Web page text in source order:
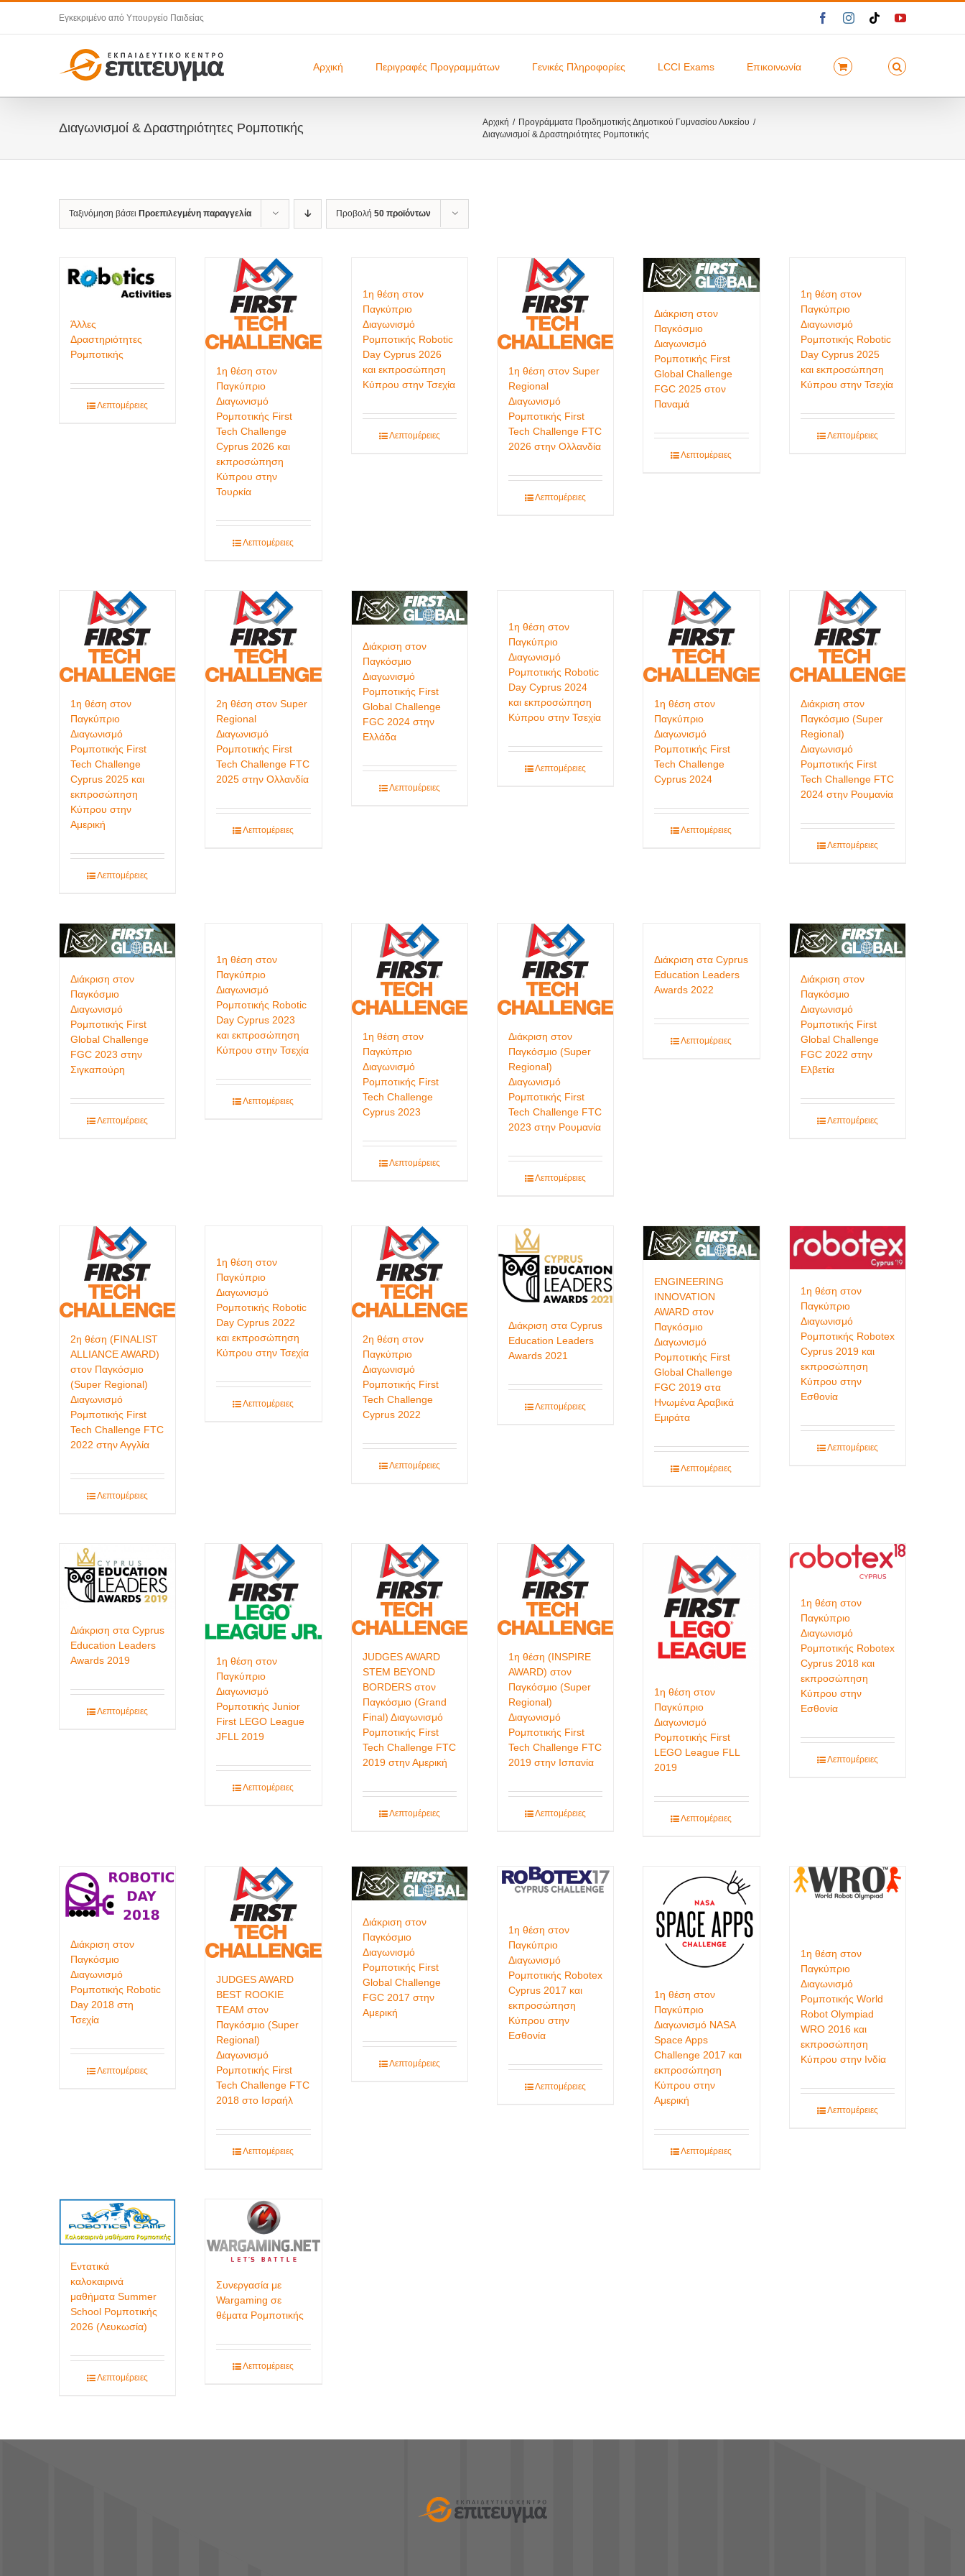
περιεχόμενο
Εγκεκριμένο από Υπουργείο Παιδείας FacebookInstagram
TiktokYouTube
Αρχική Περιγραφές Προγραμμάτων Γενικές Πληροφορίες LCCI Exams Επικοινωνία
Διαγωνισμοί & Δραστηριότητες Ρομποτικής Αρχική
Προγράμματα Προδημοτικής Δημοτικού Γυμνασίου Λυκείου
Διαγωνισμοί & Δραστηριότητες Ρομποτικής
Ταξινόμηση βάσει Προεπιλεγμένη παραγγελία Προβολή 50 προϊόντων
Άλλες
Δραστηριότητες
Ρομποτικής
Λεπτομέρειες
1η θέση στον
Παγκύπριο
Διαγωνισμό
Ρομποτικής First
Tech Challenge
Cyprus 2026 και
εκπροσώπηση
Κύπρου στην
Τουρκία
Λεπτομέρειες
1η θέση στον
Παγκύπριο
Διαγωνισμό
Ρομποτικής Robotic
Day Cyprus 2026
και εκπροσώπηση
Κύπρου στην Τσεχία
Λεπτομέρειες
1η θέση στον Super
Regional
Διαγωνισμό
Ρομποτικής First
Tech Challenge FTC
2026 στην Ολλανδία
Λεπτομέρειες
Διάκριση στον
Παγκόσμιο
Διαγωνισμό
Ρομποτικής First
Global Challenge
FGC 2025 στον
Παναμά
Λεπτομέρειες
1η θέση στον
Παγκύπριο
Διαγωνισμό
Ρομποτικής Robotic
Day Cyprus 2025
και εκπροσώπηση
Κύπρου στην Τσεχία
Λεπτομέρειες
1η θέση στον
Παγκύπριο
Διαγωνισμό
Ρομποτικής First
Tech Challenge
Cyprus 2025 και
εκπροσώπηση
Κύπρου στην
Αμερική
Λεπτομέρειες
2η θέση στον Super
Regional
Διαγωνισμό
Ρομποτικής First
Tech Challenge FTC
2025 στην Ολλανδία
Λεπτομέρειες
Διάκριση στον
Παγκόσμιο
Διαγωνισμό
Ρομποτικής First
Global Challenge
FGC 2024 στην
Ελλάδα
Λεπτομέρειες
1η θέση στον
Παγκύπριο
Διαγωνισμό
Ρομποτικής Robotic
Day Cyprus 2024
και εκπροσώπηση
Κύπρου στην Τσεχία
Λεπτομέρειες
1η θέση στον
Παγκύπριο
Διαγωνισμό
Ρομποτικής First
Tech Challenge
Cyprus 2024
Λεπτομέρειες
Διάκριση στον
Παγκόσμιο (Super
Regional)
Διαγωνισμό
Ρομποτικής First
Tech Challenge FTC
2024 στην Ρουμανία
Λεπτομέρειες
Διάκριση στον
Παγκόσμιο
Διαγωνισμό
Ρομποτικής First
Global Challenge
FGC 2023 στην
Σιγκαπούρη
Λεπτομέρειες
1η θέση στον
Παγκύπριο
Διαγωνισμό
Ρομποτικής Robotic
Day Cyprus 2023
και εκπροσώπηση
Κύπρου στην Τσεχία
Λεπτομέρειες
1η θέση στον
Παγκύπριο
Διαγωνισμό
Ρομποτικής First
Tech Challenge
Cyprus 2023
Λεπτομέρειες
Διάκριση στον
Παγκόσμιο (Super
Regional)
Διαγωνισμό
Ρομποτικής First
Tech Challenge FTC
2023 στην Ρουμανία
Λεπτομέρειες
Διάκριση στα Cyprus
Education Leaders
Awards 2022
Λεπτομέρειες
Διάκριση στον
Παγκόσμιο
Διαγωνισμό
Ρομποτικής First
Global Challenge
FGC 2022 στην
Ελβετία
Λεπτομέρειες
2η θέση (FINALIST
ALLIANCE AWARD)
στον Παγκόσμιο
(Super Regional)
Διαγωνισμό
Ρομποτικής First
Tech Challenge FTC
2022 στην Αγγλία
Λεπτομέρειες
1η θέση στον
Παγκύπριο
Διαγωνισμό
Ρομποτικής Robotic
Day Cyprus 2022
και εκπροσώπηση
Κύπρου στην Τσεχία
Λεπτομέρειες
2η θέση στον
Παγκύπριο
Διαγωνισμό
Ρομποτικής First
Tech Challenge
Cyprus 2022
Λεπτομέρειες
Διάκριση στα Cyprus
Education Leaders
Awards 2021
Λεπτομέρειες
ENGINEERING
INNOVATION
AWARD στον
Παγκόσμιο
Διαγωνισμό
Ρομποτικής First
Global Challenge
FGC 2019 στα
Ηνωμένα Αραβικά
Εμιράτα
Λεπτομέρειες
1η θέση στον
Παγκύπριο
Διαγωνισμό
Ρομποτικής Robotex
Cyprus 2019 και
εκπροσώπηση
Κύπρου στην
Εσθονία
Λεπτομέρειες
Διάκριση στα Cyprus
Education Leaders
Awards 2019
Λεπτομέρειες
1η θέση στον
Παγκύπριο
Διαγωνισμό
Ρομποτικής Junior
First LEGO League
JFLL 2019
Λεπτομέρειες
JUDGES AWARD
STEM BEYOND
BORDERS στον
Παγκόσμιο (Grand
Final) Διαγωνισμό
Ρομποτικής First
Tech Challenge FTC
2019 στην Αμερική
Λεπτομέρειες
1η θέση (INSPIRE
AWARD) στον
Παγκόσμιο (Super
Regional)
Διαγωνισμό
Ρομποτικής First
Tech Challenge FTC
2019 στην Ισπανία
Λεπτομέρειες
1η θέση στον
Παγκύπριο
Διαγωνισμό
Ρομποτικής First
LEGO League FLL
2019
Λεπτομέρειες
1η θέση στον
Παγκύπριο
Διαγωνισμό
Ρομποτικής Robotex
Cyprus 2018 και
εκπροσώπηση
Κύπρου στην
Εσθονία
Λεπτομέρειες
Διάκριση στον
Παγκόσμιο
Διαγωνισμό
Ρομποτικής Robotic
Day 2018 στη
Τσεχία
Λεπτομέρειες
JUDGES AWARD
BEST ROOKIE
TEAM στον
Παγκόσμιο (Super
Regional)
Διαγωνισμό
Ρομποτικής First
Tech Challenge FTC
2018 στο Ισραήλ
Λεπτομέρειες
Διάκριση στον
Παγκόσμιο
Διαγωνισμό
Ρομποτικής First
Global Challenge
FGC 2017 στην
Αμερική
Λεπτομέρειες
1η θέση στον
Παγκύπριο
Διαγωνισμό
Ρομποτικής Robotex
Cyprus 2017 και
εκπροσώπηση
Κύπρου στην
Εσθονία
Λεπτομέρειες
1η θέση στον
Παγκύπριο
Διαγωνισμό NASA
Space Apps
Challenge 2017 και
εκπροσώπηση
Κύπρου στην
Αμερική
Λεπτομέρειες
1η θέση στον
Παγκύπριο
Διαγωνισμό
Ρομποτικής World
Robot Olympiad
WRO 2016 και
εκπροσώπηση
Κύπρου στην Ινδία
Λεπτομέρειες
Εντατικά
καλοκαιρινά
μαθήματα Summer
School Ρομποτικής
2026 (Λευκωσία)
Λεπτομέρειες
Συνεργασία με
Wargaming σε
θέματα Ρομποτικής
Λεπτομέρειες